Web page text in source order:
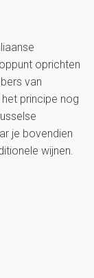
oprichten
van
principe nog
je bovendien
wijnen.